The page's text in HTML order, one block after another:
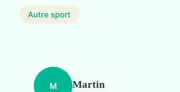
Autre sport
M Martin